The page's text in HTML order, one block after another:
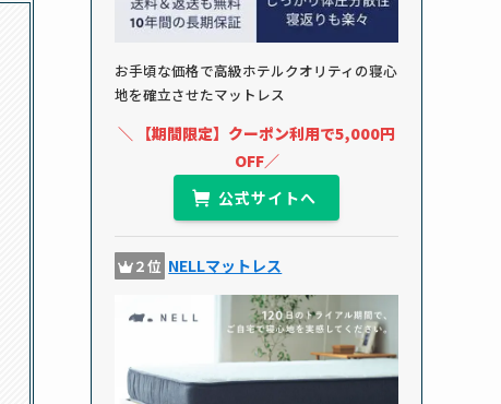
お手頃な価格で高級ホテルクオリティの寝心
地を確立させたマットレス
＼ 【期間限定】クーポン利用で5,000円
OFF／
公式サイトへ
２位 NELLマットレス